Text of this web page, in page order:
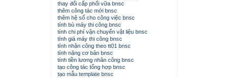
thay đổi cấp phối vữa bnsc
thêm công tác mới bnsc
thêm hệ số cho công việc bnsc
tính bù máy thi công bnsc
tính chi phí vận chuyển vật liệu bnsc
tính giá máy thi công bnsc
tính nhân công theo tt01 bnsc
tính năng cơ bản bnsc
tính tiền lương nhân công bnsc
tạo công tác tổng hợp bnsc
tạo mẫu template bnsc